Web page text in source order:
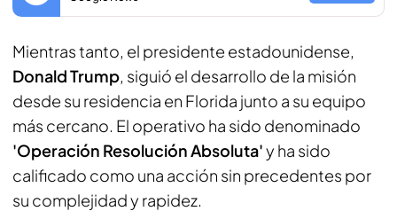
Mientras tanto, el presidente estadounidense,
Donald Trump, siguió el desarrollo de la misión
desde su residencia en Florida junto a su equipo
más cercano. El operativo ha sido denominado
'Operación Resolución Absoluta'y ha sido
calificado como una acción sin precedentes por
su complejidad y rapidez.